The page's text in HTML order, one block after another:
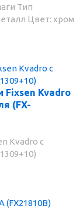
Тип
Цвет: хром
Fixsen Kvadro
(FX-
Kvadro с